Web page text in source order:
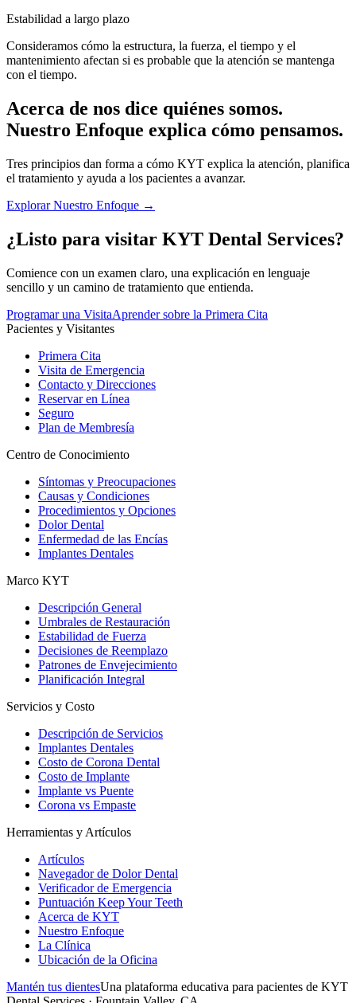
Estabilidad a largo plazo
Consideramos cómo la estructura, la fuerza, el tiempo y el
mantenimiento afectan si es probable que la atención se mantenga
con el tiempo.
Acerca de nos dice quiénes somos.
Nuestro Enfoque explica cómo pensamos.
Tres principios dan forma a cómo KYT explica la atención, planifica
el tratamiento y ayuda a los pacientes a avanzar.
Explorar Nuestro Enfoque →
¿Listo para visitar KYT Dental Services?
Comience con un examen claro, una explicación en lenguaje
sencillo y un camino de tratamiento que entienda.
Programar una VisitaAprender sobre la Primera Cita
Pacientes y Visitantes
Primera Cita
Visita de Emergencia
Contacto y Direcciones
Reservar en Línea
Seguro
Plan de Membresía
Centro de Conocimiento
Síntomas y Preocupaciones
Causas y Condiciones
Procedimientos y Opciones
Dolor Dental
Enfermedad de las Encías
Implantes Dentales
Marco KYT
Descripción General
Umbrales de Restauración
Estabilidad de Fuerza
Decisiones de Reemplazo
Patrones de Envejecimiento
Planificación Integral
Servicios y Costo
Descripción de Servicios
Implantes Dentales
Costo de Corona Dental
Costo de Implante
Implante vs Puente
Corona vs Empaste
Herramientas y Artículos
Artículos
Navegador de Dolor Dental
Verificador de Emergencia
Puntuación Keep Your Teeth
Acerca de KYT
Nuestro Enfoque
La Clínica
Ubicación de la Oficina
Mantén tus dientesUna plataforma educativa para pacientes de KYT